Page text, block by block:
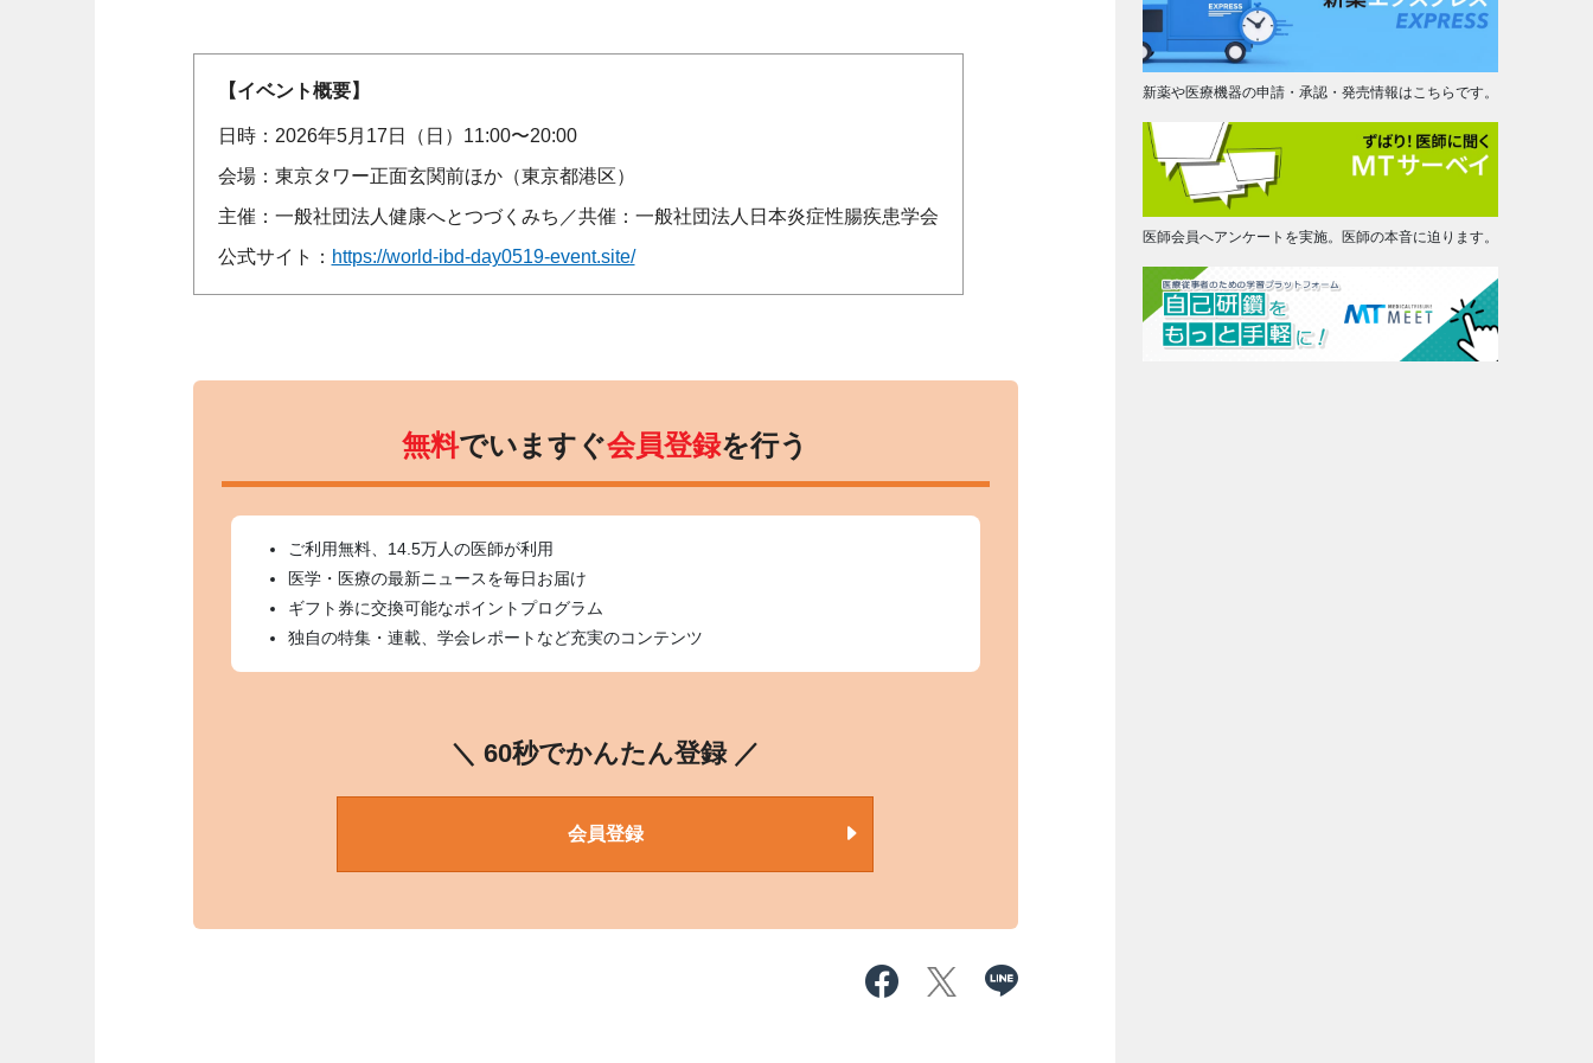
【イベント概要】
日時：2026年5月17日（日）11:00〜20:00
会場：東京タワー正面玄関前ほか（東京都港区）
主催：一般社団法人健康へとつづくみち／共催：一般社団法人日本炎症性腸疾患学会
公式サイト： https://world-ibd-day0519-event.site/
無料でいますぐ会員登録を行う
ご利用無料、14.5万人の医師が利用
医学・医療の最新ニュースを毎日お届け
ギフト券に交換可能なポイントプログラム
独自の特集・連載、学会レポートなど充実のコンテンツ
＼ 60秒でかんたん登録 ／
会員登録
新薬や医療機器の申請・承認・発売情報はこちらです。
医師会員へアンケートを実施。医師の本音に迫ります。